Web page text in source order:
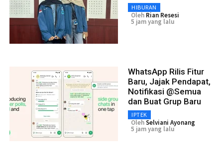
HIBURAN
Oleh Rian Resesi
5 jam yang lalu
WhatsApp Rilis Fitur
Baru, Jajak Pendapat,
Notifikasi @Semua
dan Buat Grup Baru
IPTEK
OlehSelviani Ayonang
5 jam yang lalu